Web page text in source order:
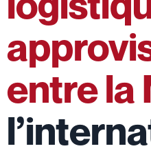
entre la